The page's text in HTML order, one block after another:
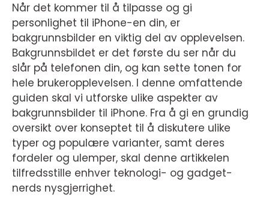
Når det kommer til å tilpasse og gi
personlighet til iPhone-en din, er
bakgrunnsbilder en viktig del av opplevelsen.
Bakgrunnsbildet er det første du ser når du
slår på telefonen din, og kan sette tonen for
hele brukeropplevelsen. I denne omfattende
guiden skal vi utforske ulike aspekter av
bakgrunnsbilder til iPhone. Fra å gi en grundig
oversikt over konseptet til å diskutere ulike
typer og populære varianter, samt deres
fordeler og ulemper, skal denne artikkelen
tilfredsstille enhver teknologi- og gadget-
nerds nysgjerrighet.